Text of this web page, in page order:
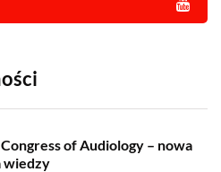
of Audiology – nowa
wiedzy